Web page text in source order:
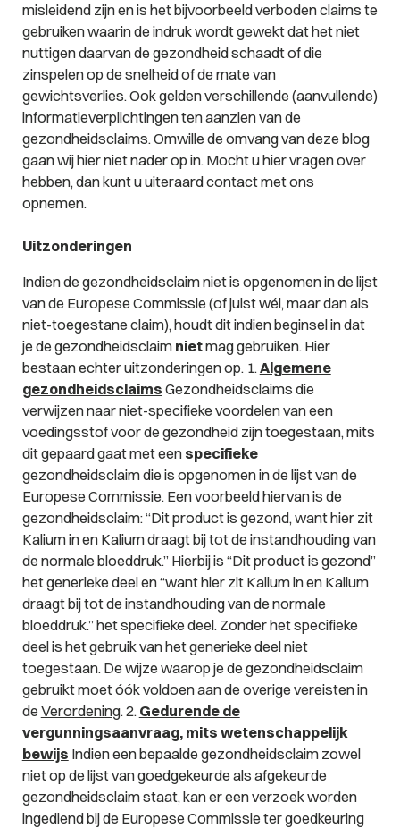
misleidend zijn en is het bijvoorbeeld verboden claims te
gebruiken waarin de indruk wordt gewekt dat het niet
nuttigen daarvan de gezondheid schaadt of die
zinspelen op de snelheid of de mate van
gewichtsverlies. Ook gelden verschillende (aanvullende)
informatieverplichtingen ten aanzien van de
gezondheidsclaims. Omwille de omvang van deze blog
gaan wij hier niet nader op in. Mocht u hier vragen over
hebben, dan kunt u uiteraard contact met ons
opnemen.
Uitzonderingen
Indien de gezondheidsclaim niet is opgenomen in de lijst
van de Europese Commissie (of juist wél, maar dan als
niet-toegestane claim), houdt dit indien beginsel in dat
je de gezondheidsclaim nietmag gebruiken. Hier
bestaan echter uitzonderingen op. 1. Algemene
gezondheidsclaims Gezondheidsclaims die
verwijzen naar niet-specifieke voordelen van een
voedingsstof voor de gezondheid zijn toegestaan, mits
dit gepaard gaat met een specifieke
gezondheidsclaim die is opgenomen in de lijst van de
Europese Commissie. Een voorbeeld hiervan is de
gezondheidsclaim: “Dit product is gezond, want hier zit
Kalium in en Kalium draagt bij tot de instandhouding van
de normale bloeddruk.”Hierbij is “Dit product is gezond”
het generieke deel en “want hier zit Kalium in en Kalium
draagt bij tot de instandhouding van de normale
bloeddruk.”het specifieke deel. Zonder het specifieke
deel is het gebruik van het generieke deel niet
toegestaan. De wijze waarop je de gezondheidsclaim
gebruikt moet óók voldoen aan de overige vereisten in
de Verordening. 2. Gedurende de
vergunningsaanvraag, mits wetenschappelijk
bewijs Indien een bepaalde gezondheidsclaim zowel
niet op de lijst van goedgekeurde als afgekeurde
gezondheidsclaim staat, kan er een verzoek worden
ingediend bij de Europese Commissie ter goedkeuring